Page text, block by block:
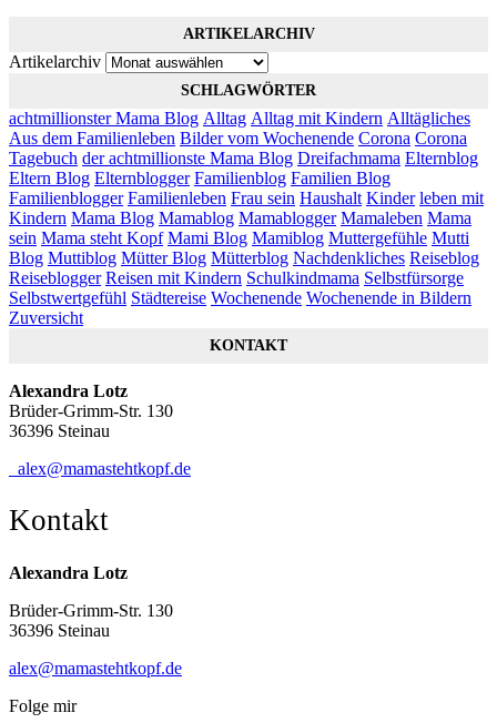
ARTIKELARCHIV
Artikelarchiv
SCHLAGWÖRTER
achtmillionster Mama Blog Alltag Alltag mit Kindern Alltägliches
Aus dem Familienleben Bilder vom Wochenende Corona Corona
Tagebuch der achtmillionste Mama Blog Dreifachmama Elternblog
Eltern Blog Elternblogger Familienblog Familien Blog
Familienblogger Familienleben Frau sein Haushalt Kinder leben mit
Kindern Mama Blog Mamablog Mamablogger Mamaleben Mama
sein Mama steht Kopf Mami Blog Mamiblog Muttergefühle Mutti
Blog Muttiblog Mütter Blog Mütterblog Nachdenkliches Reiseblog
Reiseblogger Reisen mit Kindern Schulkindmama Selbstfürsorge
Selbstwertgefühl Städtereise Wochenende Wochenende in Bildern
Zuversicht
KONTAKT
Alexandra Lotz
Brüder-Grimm-Str. 130
36396 Steinau
alex@mamastehtkopf.de
Kontakt
Alexandra Lotz
Brüder-Grimm-Str. 130
36396 Steinau
alex@mamastehtkopf.de
Folge mir